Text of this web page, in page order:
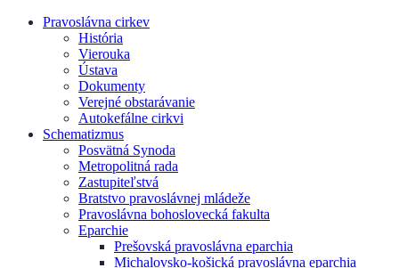
Pravoslávna cirkev
História
Vierouka
Ústava
Dokumenty
Verejné obstarávanie
Autokefálne cirkvi
Schematizmus
Posvätná Synoda
Metropolitná rada
Zastupiteľstvá
Bratstvo pravoslávnej mládeže
Pravoslávna bohoslovecká fakulta
Eparchie
Prešovská pravoslávna eparchia
Michalovsko-košická pravoslávna eparchia